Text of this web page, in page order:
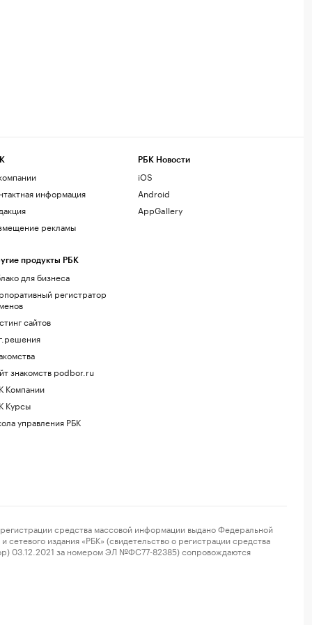
информация
рекламы
продукты РБК
для бизнеса
регистратор
сайтов
знакомств podbor.ru
Компании
Курсы
управления РБК
РБК Новости
iOS
Android
AppGallery
средства массовой информации выдано Федеральной
издания «РБК» (свидетельство о регистрации средства
03.12.2021 за номером ЭЛ №ФС77-82385) сопровождаются